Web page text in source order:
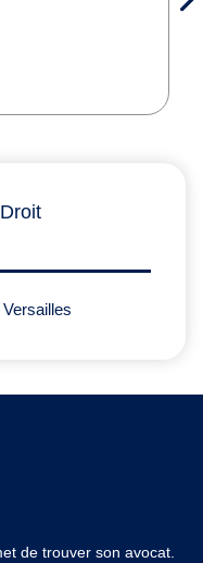
de trouver son avocat.